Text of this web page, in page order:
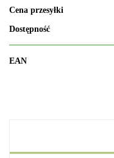
Cena przesyłki
Dostępność
EAN